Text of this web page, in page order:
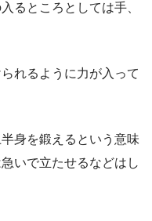
るところとしては手、
れるように力が入って
身を鍛えるという意味
いで立たせるなどはし